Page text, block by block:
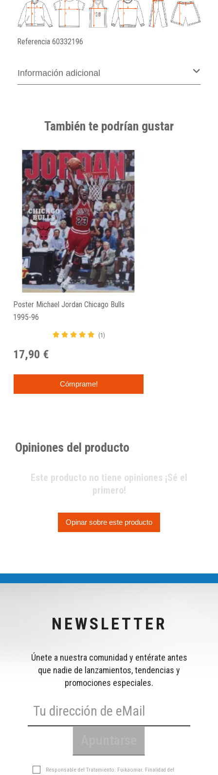
Referencia 60332196
Información adicional
También te podrían gustar
Poster Michael Jordan Chicago Bulls
1995-96
(1)
17,90 €
Cómprame!
Opiniones del producto
Este producto no tiene opiniones ¡Sé el
primero!
Opinar sobre este producto
NEWSLETTER
Únete a nuestra comunidad y entérate antes
que nadie de lanzamientos, tendencias y
promociones especiales.
Responsable del Tratamiento: Fuikaomar. Finalidad del